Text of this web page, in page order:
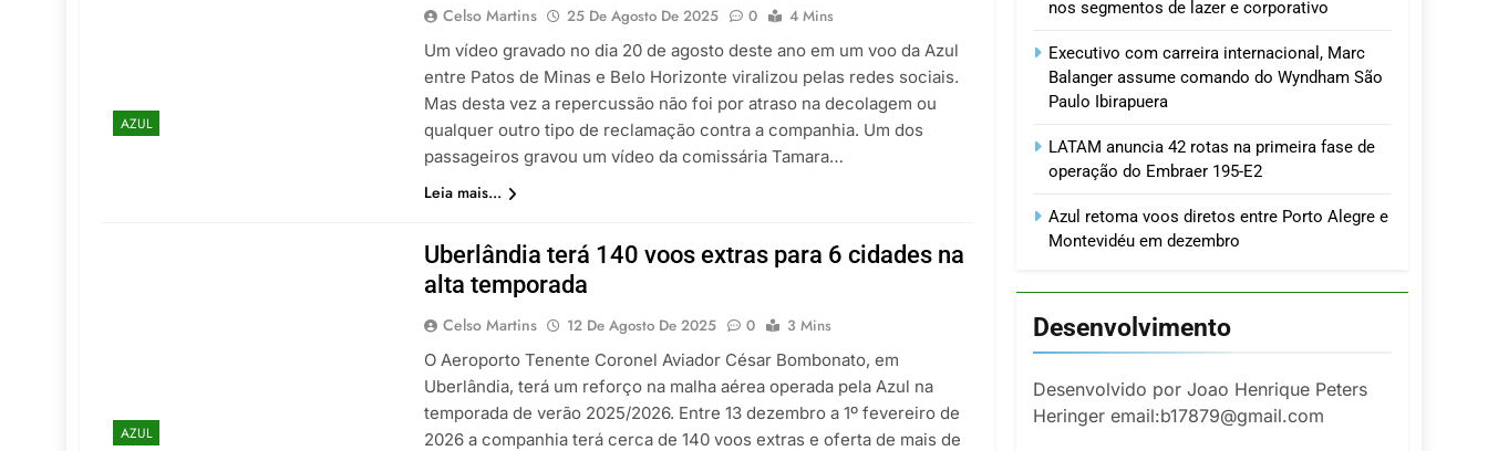
AZUL
Celso Martins 25 De Agosto De 2025 0
4 Mins
Um vídeo gravado no dia 20 de agosto deste ano em um voo da Azul
entre Patos de Minas e Belo Horizonte viralizou pelas redes sociais.
Mas desta vez a repercussão não foi por atraso na decolagem ou
qualquer outro tipo de reclamação contra a companhia. Um dos
passageiros gravou um vídeo da comissária Tamara…
Leia mais...
AZUL
Uberlândia terá 140 voos extras para 6 cidades na
alta temporada
Celso Martins 12 De Agosto De 2025 0
3 Mins
O Aeroporto Tenente Coronel Aviador César Bombonato, em
Uberlândia, terá um reforço na malha aérea operada pela Azul na
temporada de verão 2025/2026. Entre 13 dezembro a 1º fevereiro de
2026 a companhia terá cerca de 140 voos extras e oferta de mais de
nos segmentos de lazer e corporativo
Executivo com carreira internacional, Marc
Balanger assume comando do Wyndham São
Paulo Ibirapuera
LATAM anuncia 42 rotas na primeira fase de
operação do Embraer 195-E2
Azul retoma voos diretos entre Porto Alegre e
Montevidéu em dezembro
Desenvolvimento
Desenvolvido por Joao Henrique Peters
Heringer email:b17879@gmail.com